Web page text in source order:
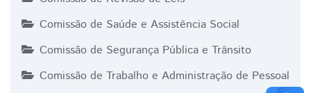
Comissão de Saúde e Assistência Social
Comissão de Segurança Pública e Trânsito
Comissão de Trabalho e Administração de Pessoal